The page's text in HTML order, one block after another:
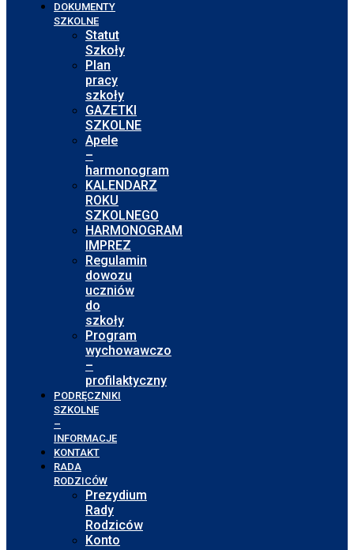
DOKUMENTY
SZKOLNE
Statut
Szkoły
Plan
pracy
szkoły
GAZETKI
SZKOLNE
Apele
–
harmonogram
KALENDARZ
ROKU
SZKOLNEGO
HARMONOGRAM
IMPREZ
Regulamin
dowozu
uczniów
do
szkoły
Program
wychowawczo
–
profilaktyczny
PODRĘCZNIKI
SZKOLNE
–
INFORMACJE
KONTAKT
RADA
RODZICÓW
Prezydium
Rady
Rodziców
Konto